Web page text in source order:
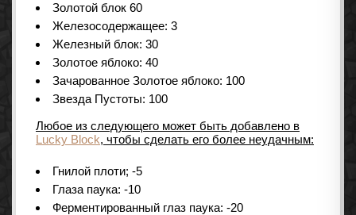
Золотой блок 60
Железосодержащее: 3
Железный блок: 30
Золотое яблоко: 40
Зачарованное Золотое яблоко: 100
Звезда Пустоты: 100
Любое из следующего может быть добавлено в
Lucky Block, чтобы сделать его более неудачным:
Гнилой плоти; -5
Глаза паука: -10
Ферментированный глаз паука: -20